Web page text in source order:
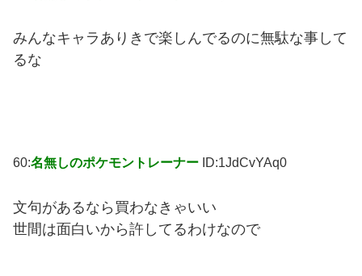
みんなキャラありきで楽しんでるのに無駄な事して
るな
60:名無しのポケモントレーナー ID:1JdCvYAq0
文句があるなら買わなきゃいい
世間は面白いから許してるわけなので